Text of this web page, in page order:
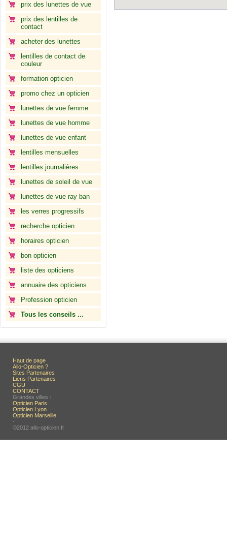
prix des lunettes de vue
prix des lentilles de
contact
acheter des lunettes
lentilles de contact de
couleur
formation opticien
promo chez un opticien
lunettes de vue femme
lunettes de vue homme
lunettes de vue enfant
lentilles mensuelles
lentilles journalières
lunettes de soleil de vue
lunettes de vue ray ban
les verres progressifs
recherche opticien
horaires opticien
bon opticien
liste des opticiens
annuaire des opticiens
Profession opticien
Tous les conseils ...
Haut de page
Allo-Opticien ?
Sites Partenaires
Liens Partenaires
CGU
CONTACT
Grandes villes :
Opticien Paris
Opticien Lyon
Opticien Marseille
-
©2012 allo-opticien.fr